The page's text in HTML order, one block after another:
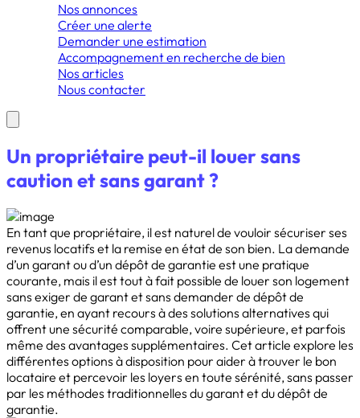
Nos annonces
Créer une alerte
Demander une estimation
Accompagnement en recherche de bien
Nos articles
Nous contacter
Un propriétaire peut-il louer sans
caution et sans garant ?
En tant que propriétaire, il est naturel de vouloir sécuriser ses
revenus locatifs et la remise en état de son bien. La demande
d’un garant ou d’un dépôt de garantie est une pratique
courante, mais il est tout à fait possible de louer son logement
sans exiger de garant et sans demander de dépôt de
garantie, en ayant recours à des solutions alternatives qui
offrent une sécurité comparable, voire supérieure, et parfois
même des avantages supplémentaires. Cet article explore les
différentes options à disposition pour aider à trouver le bon
locataire et percevoir les loyers en toute sérénité, sans passer
par les méthodes traditionnelles du garant et du dépôt de
garantie.